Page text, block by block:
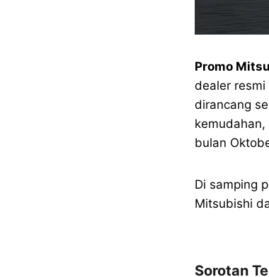
Promo
dealer resmi
dirancang
bulan
Di samping
Mitsubishi
Sorotan